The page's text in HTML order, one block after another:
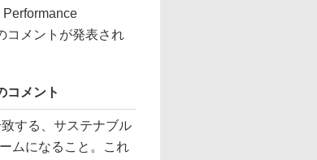
コメントが発表され
コメント
する、サステナブル
ムになること。これ